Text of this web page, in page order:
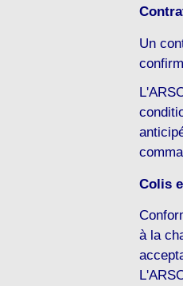
Un
Colis
à la